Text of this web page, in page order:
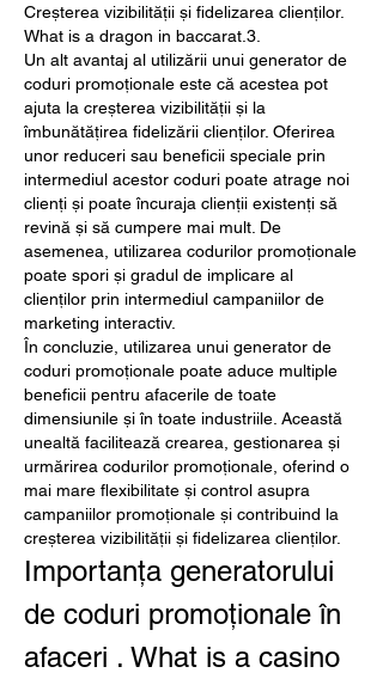
Creșterea vizibilității și fidelizarea clienților.
What is a dragon in baccarat.3.
Un alt avantaj al utilizării unui generator de
coduri promoționale este că acestea pot
ajuta la creșterea vizibilității și la
îmbunătățirea fidelizării clienților. Oferirea
unor reduceri sau beneficii speciale prin
intermediul acestor coduri poate atrage noi
clienți și poate încuraja clienții existenți să
revină și să cumpere mai mult. De
asemenea, utilizarea codurilor promoționale
poate spori și gradul de implicare al
clienților prin intermediul campaniilor de
marketing interactiv.
În concluzie, utilizarea unui generator de
coduri promoționale poate aduce multiple
beneficii pentru afacerile de toate
dimensiunile și în toate industriile. Această
unealtă facilitează crearea, gestionarea și
urmărirea codurilor promoționale, oferind o
mai mare flexibilitate și control asupra
campaniilor promoționale și contribuind la
creșterea vizibilității și fidelizarea clienților.
Importanța generatorului
de coduri promoționale în
afaceri . What is a casino